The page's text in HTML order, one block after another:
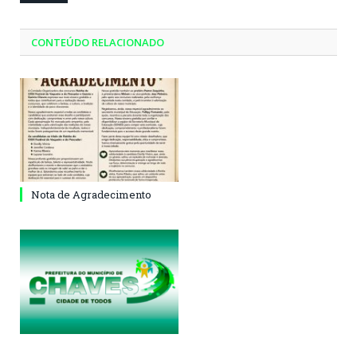
CONTEÚDO RELACIONADO
Nota de Agradecimento